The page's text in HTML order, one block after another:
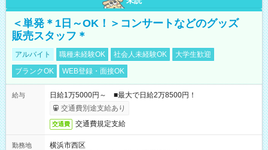
＜単発＊1日～OK！＞コンサートなどのグッズ
販売スタッフ＊
アルバイト 職種未経験OK 社会人未経験OK
大学生歓迎
ブランクOK
WEB登録・面接OK
給与
日給1万5000円～ ■最大で日給2万8500円！
交通費別途支給あり
交通費 交通費規定支給
勤務地
横浜市西区